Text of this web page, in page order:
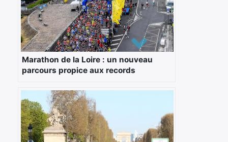
Marathon de la Loire : un nouveau
parcours propice aux records